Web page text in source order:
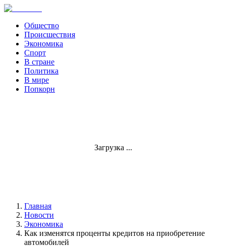
Общество
Происшествия
Экономика
Спорт
В стране
Политика
В мире
Попкорн
Загрузка ...
Главная
Новости
Экономика
Как изменятся проценты кредитов на приобретение
автомобилей